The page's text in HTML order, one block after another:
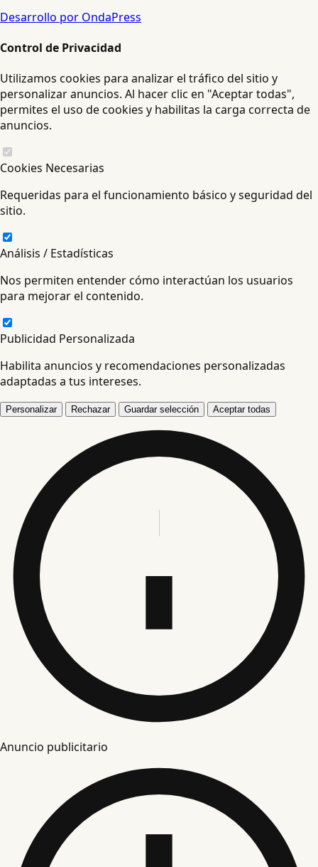
Desarrollo por OndaPress
Control de Privacidad
Utilizamos cookies para analizar el tráfico del sitio y
personalizar anuncios. Al hacer clic en "Aceptar todas",
permites el uso de cookies y habilitas la carga correcta de
anuncios.
Cookies Necesarias
Requeridas para el funcionamiento básico y seguridad del
sitio.
Análisis / Estadísticas
Nos permiten entender cómo interactúan los usuarios
para mejorar el contenido.
Publicidad Personalizada
Habilita anuncios y recomendaciones personalizadas
adaptadas a tus intereses.
Personalizar Rechazar Guardar selección Aceptar todas
Anuncio publicitario